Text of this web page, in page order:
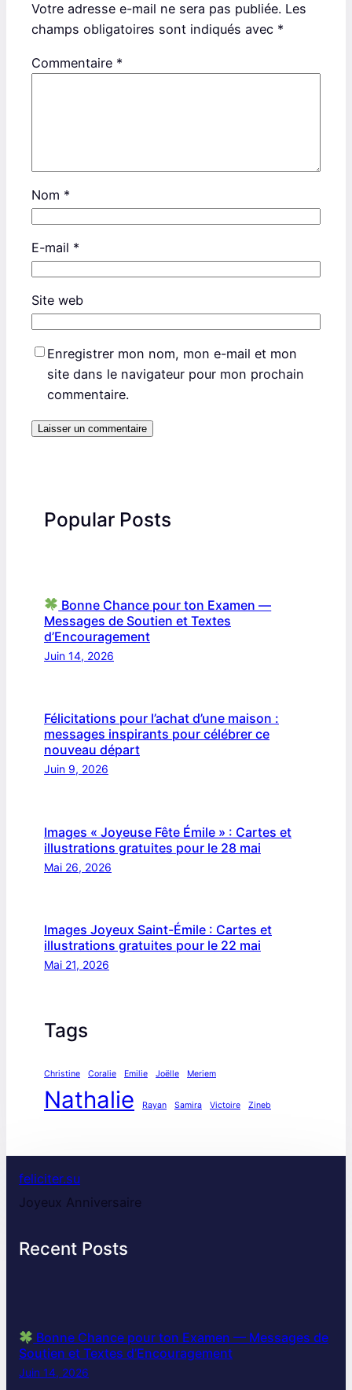
Votre adresse e-mail ne sera pas publiée. Les
champs obligatoires sont indiqués avec *
Commentaire *
Nom *
E-mail *
Site web
Enregistrer mon nom, mon e-mail et mon
site dans le navigateur pour mon prochain
commentaire.
Popular Posts
Bonne Chance pour ton Examen —
Messages de Soutien et Textes
d’Encouragement
Juin 14, 2026
Félicitations pour l’achat d’une maison :
messages inspirants pour célébrer ce
nouveau départ
Juin 9, 2026
Images « Joyeuse Fête Émile » : Cartes et
illustrations gratuites pour le 28 mai
Mai 26, 2026
Images Joyeux Saint-Émile : Cartes et
illustrations gratuites pour le 22 mai
Mai 21, 2026
Tags
Christine Coralie Emilie Joëlle Meriem
Nathalie Rayan Samira Victoire Zineb
feliciter.su
Joyeux Anniversaire
Recent Posts
Bonne Chance pour ton Examen — Messages de
Soutien et Textes d’Encouragement
Juin 14, 2026